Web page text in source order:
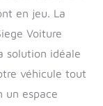
en jeu. La
Voiture
solution idéale
véhicule tout
un espace